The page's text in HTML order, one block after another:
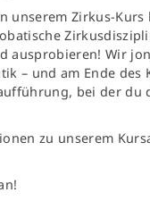
unserem Zirkus-Kurs
ausprobieren! Wir
– und am Ende des
bei der du
zu unserem